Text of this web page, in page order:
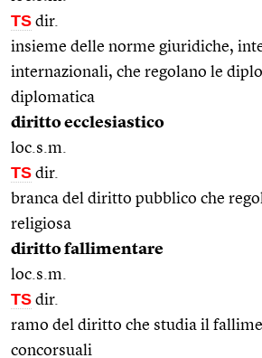
TS dir.
insieme delle norme giuridiche,
internazionali, che regolano le
diplomatica
diritto ecclesiastico
loc.s.m.
TS dir.
branca del diritto pubblico che
religiosa
diritto fallimentare
loc.s.m.
TS dir.
ramo del diritto che studia il
concorsuali